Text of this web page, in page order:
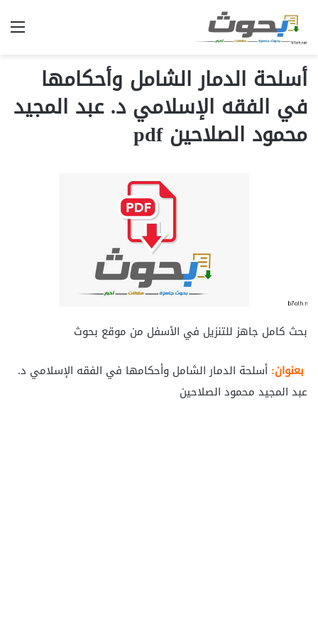
أسلحة الدمار الشامل وأحكامھا
في الفقه الإسلامي د. عبد المجید
محمود الصلاحین pdf
بحث كامل جاهز للتنزيل في الأسفل من موقع بحوث
بعنوان: أسلحة الدمار الشامل وأحكامھا في الفقه الإسلامي د.
عبد المجید محمود الصلاحین